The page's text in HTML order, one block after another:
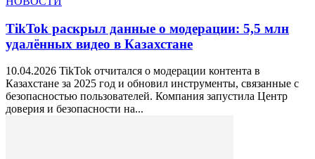
TikTok раскрыл данные о модерации: 5,5 млн
удалённых видео в Казахстане
10.04.2026 TikTok отчитался о модерации контента в
Казахстане за 2025 год и обновил инструменты, связанные с
безопасностью пользователей. Компания запустила Центр
доверия и безопасности на...